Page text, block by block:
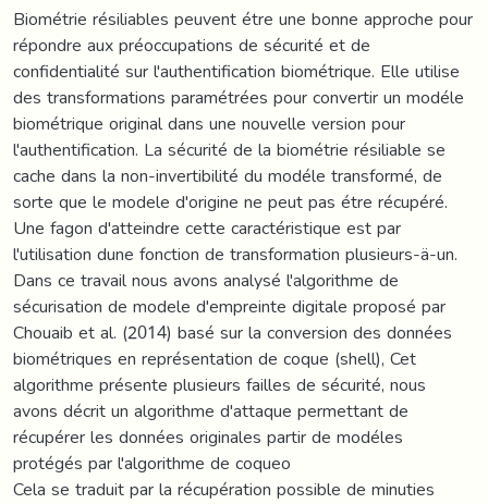
Biométrie résiliables peuvent étre une bonne approche pour
répondre aux préoccupations de sécurité et de
confidentialité sur l'authentification biométrique. Elle utilise
des transformations paramétrées pour convertir un modéle
biométrique original dans une nouvelle version pour
l'authentification. La sécurité de la biométrie résiliable se
cache dans la non-invertibilité du modéle transformé, de
sorte que le modele d'origine ne peut pas étre récupéré.
Une fagon d'atteindre cette caractéristique est par
l'utilisation dune fonction de transformation plusieurs-ä-un.
Dans ce travail nous avons analysé l'algorithme de
sécurisation de modele d'empreinte digitale proposé par
Chouaib et al. (2014) basé sur la conversion des données
biométriques en représentation de coque (shell), Cet
algorithme présente plusieurs failles de sécurité, nous
avons décrit un algorithme d'attaque permettant de
récupérer les données originales partir de modéles
protégés par l'algorithme de coqueo
Cela se traduit par la récupération possible de minuties